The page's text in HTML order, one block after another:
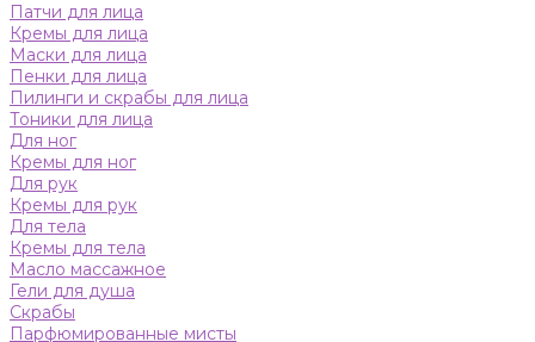
Патчи для лица
Кремы для лица
Маски для лица
Пенки для лица
Пилинги и скрабы для лица
Тоники для лица
Для ног
Кремы для ног
Для рук
Кремы для рук
Для тела
Кремы для тела
Масло массажное
Гели для душа
Скрабы
Парфюмированные мисты